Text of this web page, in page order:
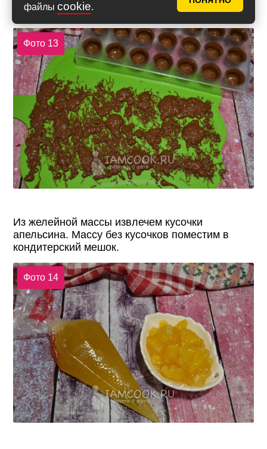
файлы cookie.
застыла.
Фото 13
Из желейной массы извлечем кусочки
апельсина. Массу без кусочков поместим в
кондитерский мешок.
Фото 14